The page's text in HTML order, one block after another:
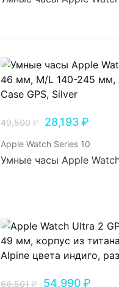
49,500₽ 28,193₽
Apple Watch Series 10
Умные часы Apple
66,501₽ 54,990₽